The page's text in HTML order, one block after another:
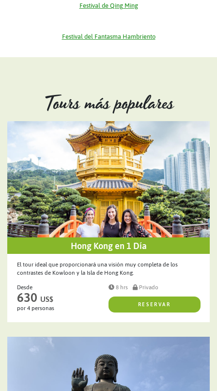
Festival de Qing Ming
Festival del Fantasma Hambriento
Tours más populares
Hong Kong en 1 Día
El tour ideal que proporcionará una visión muy completa de los
contrastes de Kowloon y la Isla de Hong Kong.
Desde
630 US$
por 4 personas
8 hrs Privado
RESERVAR